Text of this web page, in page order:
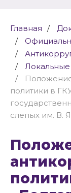
Главная
политики в
слепых им. В.
Положение о системе